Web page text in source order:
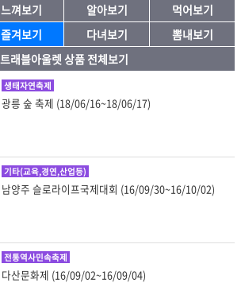
느껴보기 알아보기
먹어보기
즐겨보기 다녀보기
뽐내보기
트래블아울렛 상품 전체보기
생태자연축제
광릉 숲 축제 (18/06/16~18/06/17)
기타(교육,경연,산업등)
남양주 슬로라이프국제대회 (16/09/30~16/10/02)
전통역사민속축제
다산문화제 (16/09/02~16/09/04)